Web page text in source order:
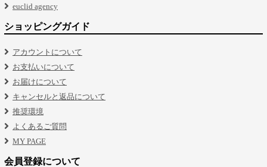
euclid agency
ショッピングガイド
アカウントについて
お支払いについて
お届けについて
キャンセルと返品について
推奨環境
よくあるご質問
MY PAGE
会員登録について